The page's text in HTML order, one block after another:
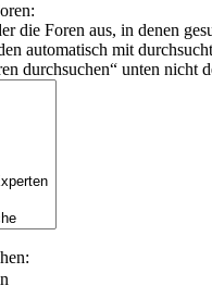
die Foren aus, in denen
automatisch mit
durchsuchen“ unten nicht